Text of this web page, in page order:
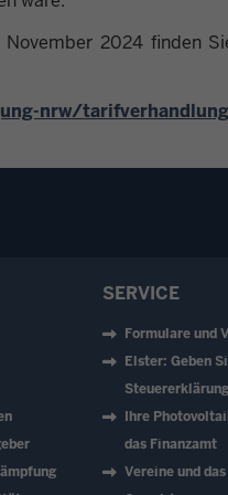
2024 finden
nrw/
SERVICE
Formulare und
Elster: Geben
Ihre
das Finanzamt
Vereine und